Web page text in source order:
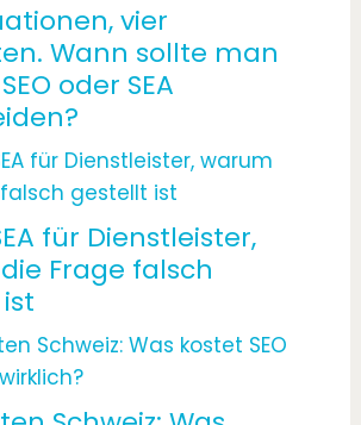
vier
Wann sollte man
oder SEA
für Dienstleister,
Frage falsch